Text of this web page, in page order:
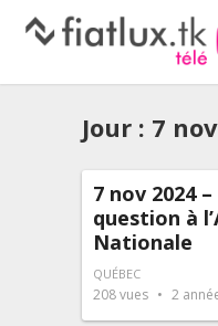
Jour : 7
7 nov 2024
question à
Nationale
QUÉBEC
208vues 2